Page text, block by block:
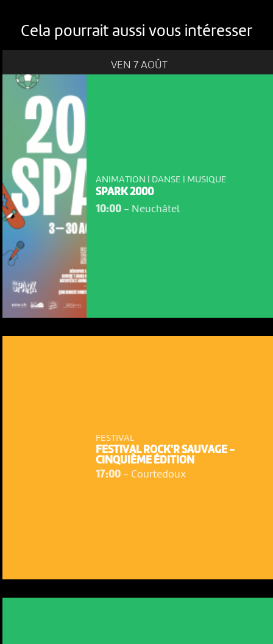
Cela pourrait aussi vous intéresser
VEN 7 AOÛT
ANIMATION | DANSE | MUSIQUE
SPARK 2000
10:00- Neuchâtel
FESTIVAL
FESTIVAL ROCK'R SAUVAGE -
CINQUIÈME ÉDITION
17:00- Courtedoux